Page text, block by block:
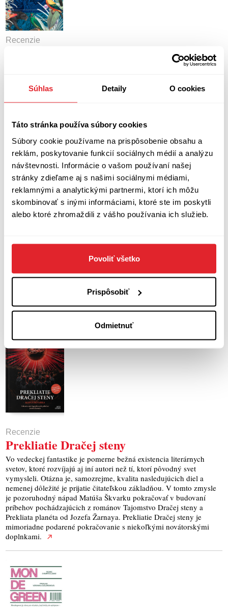
Súhlas Detaily O cookies
Táto stránka používa súbory cookies
Súbory cookie používame na prispôsobenie obsahu a
reklám, poskytovanie funkcií sociálnych médií a analýzu
návštevnosti. Informácie o vašom používaní našej
stránky zdieľame aj s našimi sociálnymi médiami,
reklamnými a analytickými partnermi, ktorí ich môžu
skombinovať s inými informáciami, ktoré ste im poskytli
alebo ktoré zhromaždili z vášho používania ich služieb.
Povoliť všetko
Prispôsobiť
Odmietnuť
Recenzie
Britsko-indický spisovateľ Salman Rushdie je zaslúžilý moderný
autorov. Každú novinku teda vyhliadam s radosťou pri zvýšenej
pozornosti. Rovnako tomu bolo aj v prípade ostatného prírastku s
názvom Víťazné mesto. Do šperkovnice súčasnej svetovej tvorby –
stihol uložiť Otakar Kořínek.
Twainova klasika s otočenou optikou
Pustiť sa do takpovediac obrátenej verzie kultového príbehu Marka
Twaina je odvaha. Hrozí, že celý nápad skončí fiaskom alebo
nechcenou paródiou. Everettov James sa vydaril a akcent na ľudskú
slobodu zaznieva rovnako intenzívne.
Recenzie
Prekliatie Dračej steny
Vo vedeckej fantastike je pomerne bežná existencia literárnych
svetov, ktoré rozvíjajú aj iní autori než tí, ktorí pôvodný svet
vymysleli. Otázna je, samozrejme, kvalita nasledujúcich diel a
nemenej dôležité je prijatie čitateľskou základňou. V tomto zmysle
je pozoruhodný nápad Matúša Škvarku pokračovať v budovaní
príbehov pochádzajúcich z románov Tajomstvo Dračej steny a
Prekliata planéta od Jozefa Žarnaya. Prekliatie Dračej steny je
mimoriadne podarené pokračovanie s niekoľkými novátorskými
doplnkami.